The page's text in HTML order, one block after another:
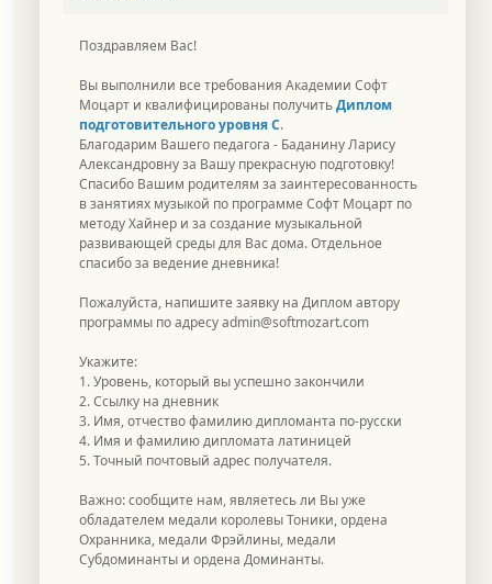
Поздравляем Вас!
Вы выполнили все требования Академии Софт
Моцарт и квалифицированы получитьДиплом
подготовительного уровня С.
Благодарим Вашего педагога - Баданину Ларису
Александровну за Вашу прекрасную подготовку!
Спасибо Вашим родителям за заинтересованность
в занятиях музыкой по программе Софт Моцарт по
методу Хайнер и за создание музыкальной
развивающей среды для Вас дома. Отдельное
спасибо за ведение дневника!
Пожалуйста, напишите заявку на Диплом автору
программы по адресуadmin@softmozart.com
Укажите:
1. Уровень, который вы успешно закончили
2. Ссылку на дневник
3. Имя, отчество фамилию дипломанта по-русски
4. Имя и фамилию дипломата латиницей
5. Точный почтовый адрес получателя.
Важно: сообщите нам, являетесь ли Вы уже
обладателем медали королевы Тоники, ордена
Охранника, медали Фрэйлины, медали
Субдоминанты и ордена Доминанты.